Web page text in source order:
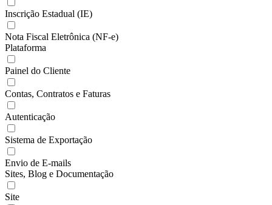
Inscrição Estadual (IE)
Nota Fiscal Eletrônica (NF-e)
Plataforma
Painel do Cliente
Contas, Contratos e Faturas
Autenticação
Sistema de Exportação
Envio de E-mails
Sites, Blog e Documentação
Site